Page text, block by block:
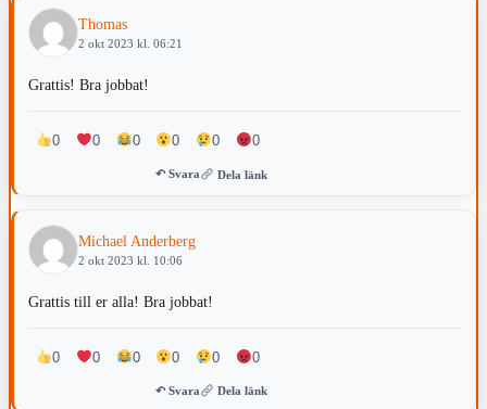
Thomas
2 okt 2023 kl. 06:21
Grattis! Bra jobbat!
0 0 0 0 0 0
↶ Svara Dela länk
Michael Anderberg
2 okt 2023 kl. 10:06
Grattis till er alla! Bra jobbat!
0 0 0 0 0 0
↶ Svara Dela länk